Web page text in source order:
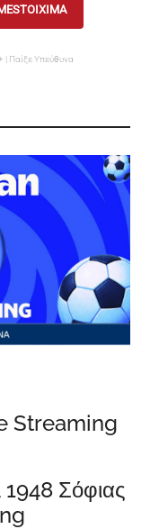
| Παίξε Υπεύθυνα
Streaming
Σόφιας